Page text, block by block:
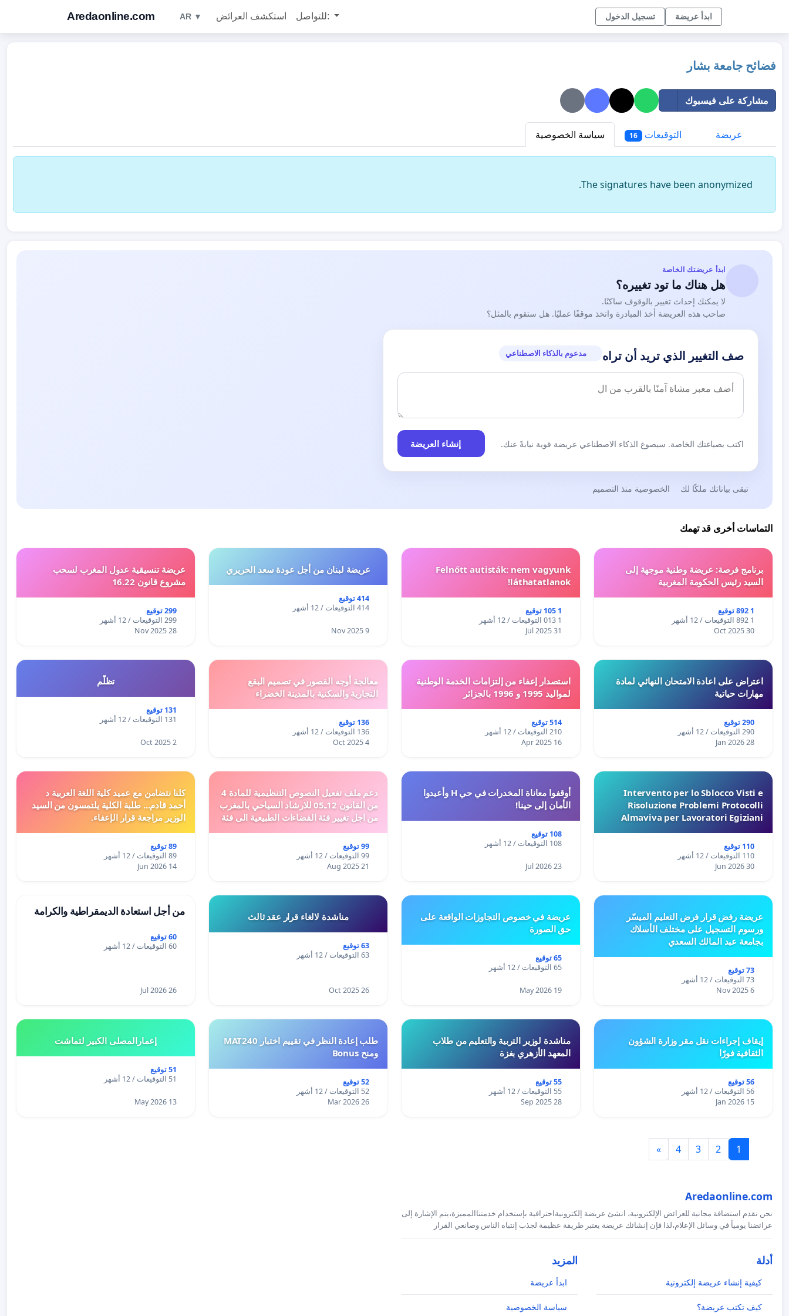
Aredaonline.com AR ▼ استكشف العرائض للتواصل: تسجيل الدخول ابدأ عريضة
فضائح جامعة بشار
مشاركة على فيسبوك
عريضة التوقيعات 16 سياسة الخصوصية
The signatures have been anonymized.
ابدأ عريضتك الخاصة
هل هناك ما تود تغييره؟
لا يمكنك إحداث تغيير بالوقوف ساكنًا.
صاحب هذه العريضة أخذ المبادرة واتخذ موقفًا عمليًا. هل ستقوم بالمثل؟
صف التغيير الذي تريد أن تراه مدعوم بالذكاء الاصطناعي
اكتب بصياغتك الخاصة. سيصوغ الذكاء الاصطناعي عريضة قوية نيابةً عنك. إنشاء العريضة
تبقى بياناتك ملكًا لك الخصوصية منذ التصميم
التماسات أخرى قد تهمك
برنامج فرصة: عريضة وطنية موجهة إلى
السيد رئيس الحكومة المغربية
1 892 توقيع
1 892 التوقيعات / 12 أشهر
30 Oct 2025
Felnőtt autisták: nem vagyunk
láthatatlanok!
1 105 توقيع
1 013 التوقيعات / 12 أشهر
31 Jul 2025
عريضة لبنان من أجل عودة سعد الحريري
414 توقيع
414 التوقيعات / 12 أشهر
9 Nov 2025
عريضة تنسيقية عدول المغرب لسحب
مشروع قانون 16.22
299 توقيع
299 التوقيعات / 12 أشهر
28 Nov 2025
اعتراض على اعادة الامتحان النهائي لمادة
مهارات حياتية
290 توقيع
290 التوقيعات / 12 أشهر
28 Jan 2026
استصدار إعفاء من إلتزامات الخدمة الوطنية
لمواليد 1995 و 1996 بالجزائر
514 توقيع
210 التوقيعات / 12 أشهر
16 Apr 2025
معالجة أوجه القصور في تصميم البقع
التجارية والسكنية بالمدينة الخضراء
136 توقيع
136 التوقيعات / 12 أشهر
4 Oct 2025
تظلّم
131 توقيع
131 التوقيعات / 12 أشهر
2 Oct 2025
Intervento per lo Sblocco Visti e
Risoluzione Problemi Protocolli
Almaviva per Lavoratori Egiziani
110 توقيع
110 التوقيعات / 12 أشهر
30 Jun 2026
أوقفوا معاناة المخدرات في حي H وأعيدوا
الأمان إلى حينا!
108 توقيع
108 التوقيعات / 12 أشهر
23 Jul 2026
دعم ملف تفعيل النصوص التنظيمية للمادة 4
من القانون 12ـ05 للارشاد السياحي بالمغرب
من اجل تغيير فئة الفضاءات الطبيعية الى فئة
99 توقيع
99 التوقيعات / 12 أشهر
21 Aug 2025
كلنا نتضامن مع عميد كلية اللغة العربية د
أحمد قادم... طلبة الكلية يلتمسون من السيد
الوزير مراجعة قرار الإعفاء.
89 توقيع
89 التوقيعات / 12 أشهر
14 Jun 2026
عريضة رفض قرار فرض التعليم الميسّر
ورسوم التسجيل على مختلف الأسلاك
بجامعة عبد المالك السعدي
73 توقيع
73 التوقيعات / 12 أشهر
6 Nov 2025
عريضة في خصوص التجاوزات الواقعة على
حق الصورة
65 توقيع
65 التوقيعات / 12 أشهر
19 May 2026
مناشدة لالغاء قرار عقد ثالث
63 توقيع
63 التوقيعات / 12 أشهر
26 Oct 2025
من أجل استعادة الديمقراطية والكرامة
60 توقيع
60 التوقيعات / 12 أشهر
26 Jul 2026
إيقاف إجراءات نقل مقر وزارة الشؤون
الثقافية فورًا
56 توقيع
56 التوقيعات / 12 أشهر
15 Jan 2026
مناشدة لوزير التربية والتعليم من طلاب
المعهد الأزهري بغزة
55 توقيع
55 التوقيعات / 12 أشهر
28 Sep 2025
طلب إعادة النظر في تقييم اختبار MAT240
ومنح Bonus
52 توقيع
52 التوقيعات / 12 أشهر
26 Mar 2026
إعمارالمصلى الكبير لتماشت
51 توقيع
51 التوقيعات / 12 أشهر
13 May 2026
1
2
3
4
»
Aredaonline.com
نحن نقدم استضافة مجانية للعرائض الإلكترونية، انشئ عريضة إلكترونيةاحترافية بإستخدام خدمتناالمميزة،يتم الإشارة إلى
عرائضنا يومياً في وسائل الإعلام،لذا فإن إنشائك عريضة يعتبر طريقة عظيمة لجذب إنتباه الناس وصانعي القرار
أدلة
كيفية إنشاء عريضة إلكترونية
كيف تكتب عريضة؟
المزيد
ابدأ عريضة
سياسة الخصوصية